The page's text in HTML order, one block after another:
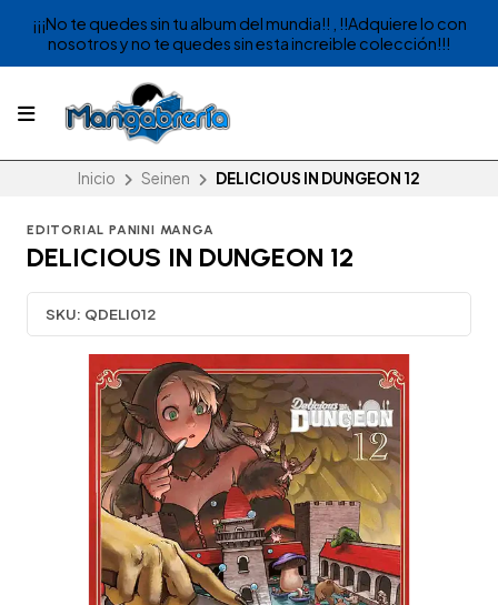
¡¡¡No te quedes sin tu album del mundia!! , !!Adquiere lo con
nosotros y no te quedes sin esta increible colección!!!
Inicio Seinen DELICIOUS IN DUNGEON 12
EDITORIAL PANINI MANGA
DELICIOUS IN DUNGEON 12
SKU: QDELI012